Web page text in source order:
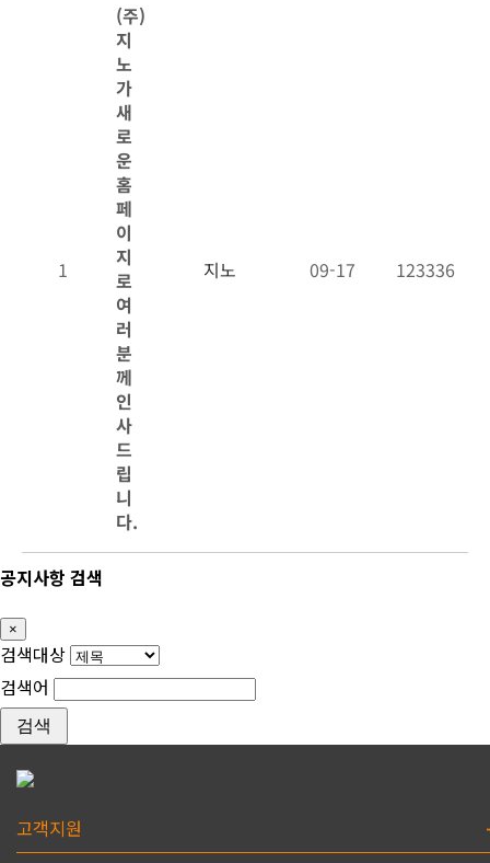
1
(주)
지
노
가
새
로
운
홈
페
이
지
로
여
러
분
께
인
사
드
립
니
다.
지노 09-17 123336
공지사항 검색
×
Close
검색대상
검색어
검색
고객지원